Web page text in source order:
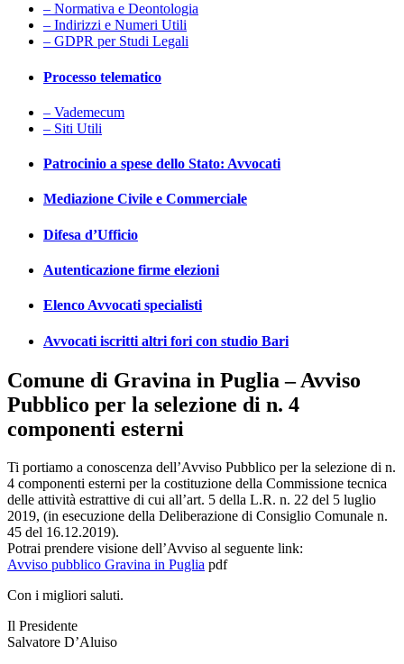
– Normativa e Deontologia
– Indirizzi e Numeri Utili
– GDPR per Studi Legali
Processo telematico
– Vademecum
– Siti Utili
Patrocinio a spese dello Stato: Avvocati
Mediazione Civile e Commerciale
Difesa d’Ufficio
Autenticazione firme elezioni
Elenco Avvocati specialisti
Avvocati iscritti altri fori con studio Bari
Comune di Gravina in Puglia – Avviso
Pubblico per la selezione di n. 4
componenti esterni
Ti portiamo a conoscenza dell’Avviso Pubblico per la selezione di n.
4 componenti esterni per la costituzione della Commissione tecnica
delle attività estrattive di cui all’art. 5 della L.R. n. 22 del 5 luglio
2019, (in esecuzione della Deliberazione di Consiglio Comunale n.
45 del 16.12.2019).
Potrai prendere visione dell’Avviso al seguente link:
Avviso pubblico Gravina in Puglia pdf
Con i migliori saluti.
Il Presidente
Salvatore D’Aluiso